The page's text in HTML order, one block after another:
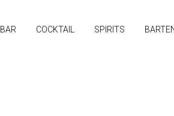
BAR COCKTAIL SPIRITS